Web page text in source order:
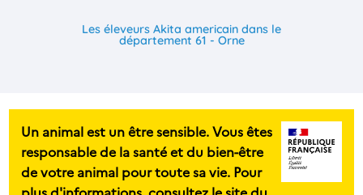
Les éleveurs Akita americain dans le
département 61 - Orne
Un animal est un être sensible. Vous êtes
responsable de la santé et du bien-être
de votre animal pour toute sa vie. Pour